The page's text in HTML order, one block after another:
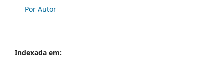
Por Autor
Indexada em: